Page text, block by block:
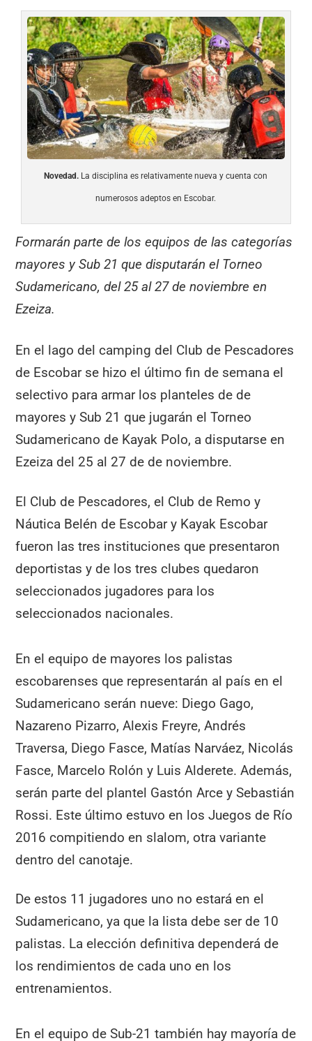
Novedad. La disciplina es relativamente nueva y cuenta con
numerosos adeptos en Escobar.
Formarán parte de los equipos de las categorías
mayores y Sub 21 que disputarán el Torneo
Sudamericano, del 25 al 27 de noviembre en
Ezeiza.
En el lago del camping del Club de Pescadores
de Escobar se hizo el último fin de semana el
selectivo para armar los planteles de de
mayores y Sub 21 que jugarán el Torneo
Sudamericano de Kayak Polo, a disputarse en
Ezeiza del 25 al 27 de de noviembre.
El Club de Pescadores, el Club de Remo y
Náutica Belén de Escobar y Kayak Escobar
fueron las tres instituciones que presentaron
deportistas y de los tres clubes quedaron
seleccionados jugadores para los
seleccionados nacionales.
En el equipo de mayores los palistas
escobarenses que representarán al país en el
Sudamericano serán nueve: Diego Gago,
Nazareno Pizarro, Alexis Freyre, Andrés
Traversa, Diego Fasce, Matías Narváez, Nicolás
Fasce, Marcelo Rolón y Luis Alderete. Además,
serán parte del plantel Gastón Arce y Sebastián
Rossi. Este último estuvo en los Juegos de Río
2016 compitiendo en slalom, otra variante
dentro del canotaje.
De estos 11 jugadores uno no estará en el
Sudamericano, ya que la lista debe ser de 10
palistas. La elección definitiva dependerá de
los rendimientos de cada uno en los
entrenamientos.
En el equipo de Sub-21 también hay mayoría de